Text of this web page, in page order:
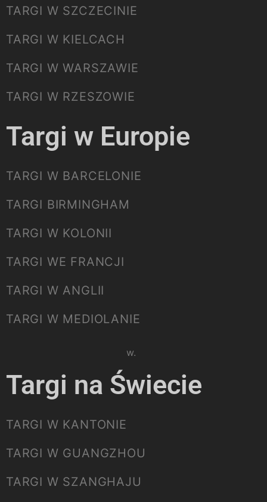
TARGI W SZCZECINIE
TARGI W KIELCACH
TARGI W WARSZAWIE
TARGI W RZESZOWIE
Targi w Europie
TARGI W BARCELONIE
TARGI BIRMINGHAM
TARGI W KOLONII
TARGI WE FRANCJI
TARGI W ANGLII
TARGI W MEDIOLANIE
Please select listing to show.
Targi na Świecie
TARGI W KANTONIE
TARGI W GUANGZHOU
TARGI W SZANGHAJU